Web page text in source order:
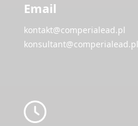
Email
kontakt@comperialead.pl
konsultant@comperialead.pl